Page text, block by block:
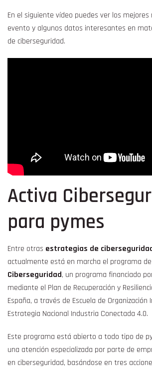
En el siguiente vídeo puedes ver los
evento y algunos datos interesantes en
de ciberseguridad.
Activa
para pymes
Entre otras estrategias de
actualmente está en marcha el programa
Ciberseguridad, un programa financiado
mediante el Plan de Recuperación y
España, a través de Escuela de Organización
Estrategia Nacional Industria Conectada 4.0.
Este programa está abierto a todo tipo de
una atención especializada por parte de
en ciberseguridad, basándose en tres